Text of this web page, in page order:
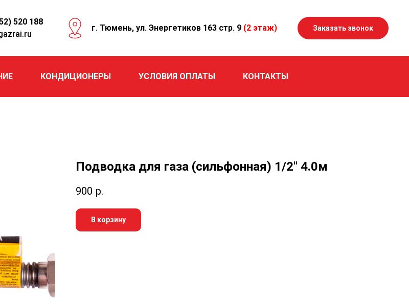
520 188
г. Тюмень, ул. Энергетиков 163 стр. 9 (2 этаж) Заказать звонок
КОНДИЦИОНЕРЫ УСЛОВИЯ ОПЛАТЫ КОНТАКТЫ
Подводка для газа (сильфонная) 1/2" 4.0м
900 р.
В корзину